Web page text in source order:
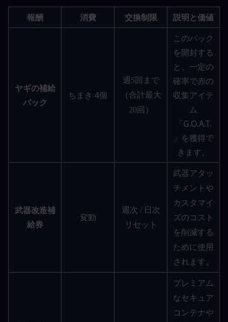
報酬 消費 交換制限 説明と価値
ヤギの補給
パック
ちまき 4個
週5回まで
（合計最大
20回）
このパック
を開封する
と、一定の
確率で赤の
収集アイテ
ム
「G.O.A.T.
」を獲得で
きます。
武器改造補
給券
変動
週次 / 日次
リセット
武器アタッ
チメントや
カスタマイ
ズのコスト
を削減する
ために使用
されます。
プレミアム
なセキュア
コンテナや